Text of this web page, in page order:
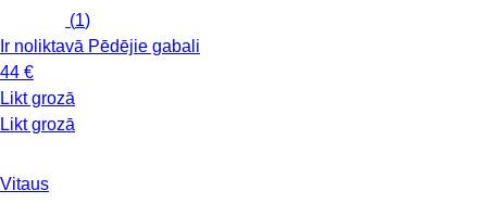
(1)
Ir noliktavā Pēdējie gabali
44 €
Likt grozā
Likt grozā
Vitaus